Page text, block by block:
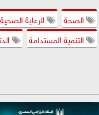
الصحة
الرعاية الصحية
التنمية المستدامة